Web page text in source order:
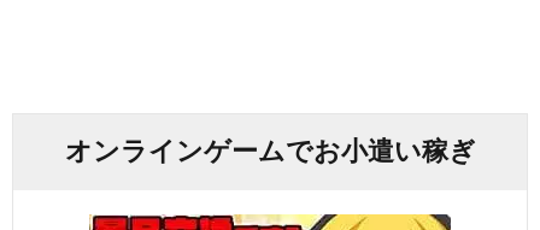
オンラインゲームでお小遣い稼ぎ